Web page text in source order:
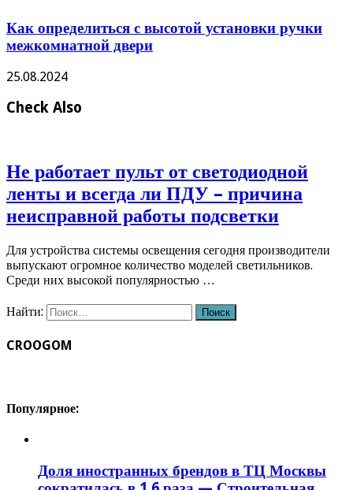
Как определиться с высотой установки ручки
межкомнатной двери
25.08.2024
Check Also
Не работает пульт от светодиодной
ленты и всегда ли ПДУ – причина
неисправной работы подсветки
Для устройства системы освещения сегодня производители
выпускают огромное количество моделей светильников.
Среди них высокой популярностью …
Найти:
CROOGOM
Популярное:
Доля иностранных брендов в ТЦ Москвы